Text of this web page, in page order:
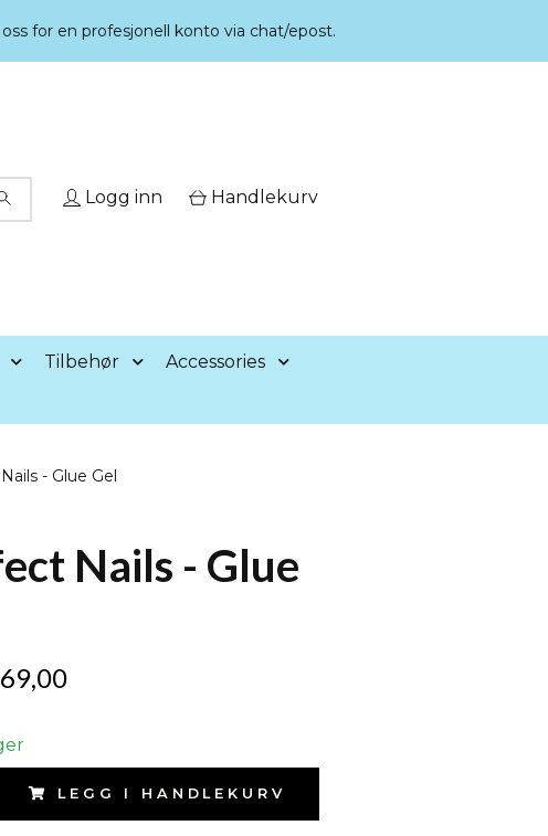
for en profesjonell konto via chat/epost.
Logg inn Handlekurv
Tilbehør
Accessories
- Glue Gel
Nails - Glue
LEGG I HANDLEKURV